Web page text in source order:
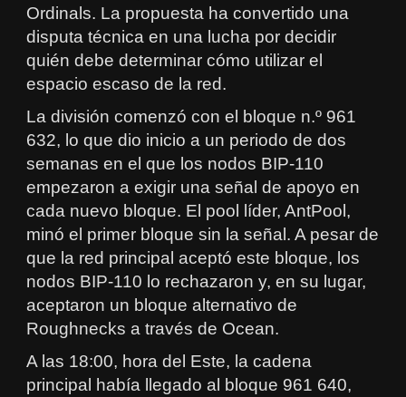
Ordinals. La propuesta ha convertido una
disputa técnica en una lucha por decidir
quién debe determinar cómo utilizar el
espacio escaso de la red.
La división comenzó con el bloque n.º 961
632, lo que dio inicio a un periodo de dos
semanas en el que los nodos BIP-110
empezaron a exigir una señal de apoyo en
cada nuevo bloque. El pool líder, AntPool,
minó el primer bloque sin la señal. A pesar de
que la red principal aceptó este bloque, los
nodos BIP-110 lo rechazaron y, en su lugar,
aceptaron un bloque alternativo de
Roughnecks a través de Ocean.
A las 18:00, hora del Este, la cadena
principal había llegado al bloque 961 640,